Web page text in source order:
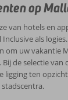
op
van hotels en
als
om uw vakantie
de selectie van
ligging ten